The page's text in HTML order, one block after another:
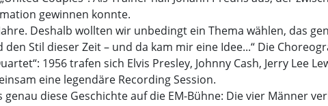
gewinnen konnte.
Deshalb wollten wir unbedingt ein Thema wählen, das
den Stil dieser Zeit – und da kam mir eine Idee...“ Die
1956 trafen sich Elvis Presley, Johnny Cash, Jerry Lee
eine legendäre Recording Session.
diese Geschichte auf die EM-Bühne: Die vier Männer